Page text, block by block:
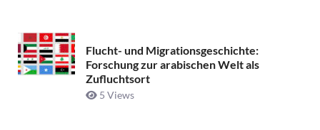
Flucht- und Migrationsgeschichte:
Forschung zur arabischen Welt als
Zufluchtsort
5 Views